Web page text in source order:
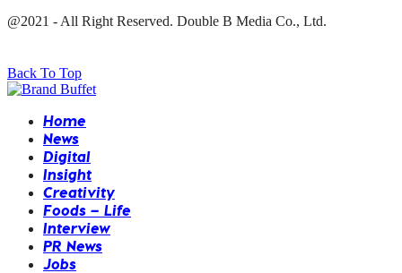
@2021 - All Right Reserved. Double B Media Co., Ltd.
Back To Top
Home
News
Digital
Insight
Creativity
Foods – Life
Interview
PR News
Jobs